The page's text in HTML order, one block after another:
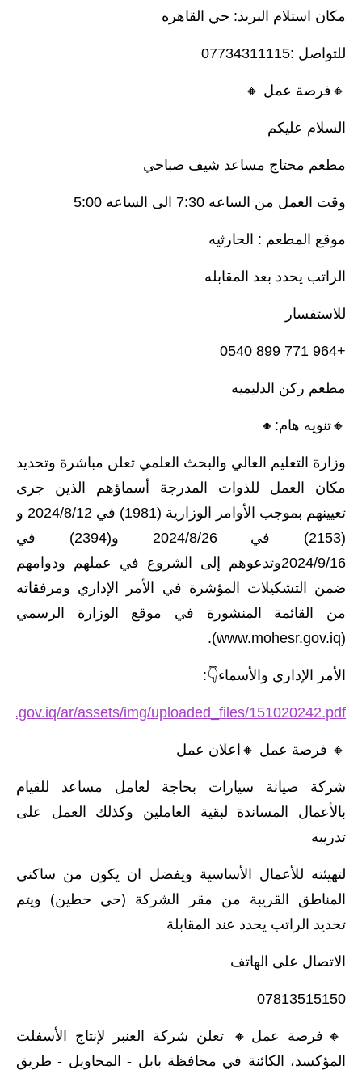
مكان استلام البريد: حي القاهره
للتواصل :07734311115
🔸️فرصة عمل 🔸️
السلام عليكم
مطعم محتاج مساعد شيف صباحي
وقت العمل من الساعه 7:30 الى الساعه 5:00
موقع المطعم : الحارثيه
الراتب يحدد بعد المقابله
للاستفسار
+964 771 899 0540
مطعم ركن الدليميه
🔸️تنويه هام:🔸️
وزارة التعليم العالي والبحث العلمي تعلن مباشرة وتحديد
مكان العمل للذوات المدرجة أسماؤهم الذين جرى
تعيينهم بموجب الأوامر الوزارية (1981) في 2024/8/12 و
(2153) في 2024/8/26 و(2394) في
2024/9/16وتدعوهم إلى الشروع في عملهم ودوامهم
ضمن التشكيلات المؤشرة في الأمر الإداري ومرفقاته
من القائمة المنشورة في موقع الوزارة الرسمي
(www.mohesr.gov.iq).
الأمر الإداري والأسماء👇:
ar/assets/img/uploaded_files/151020242.pdf
🔸️ فرصة عمل 🔸️اعلان عمل
شركة صيانة سيارات بحاجة لعامل مساعد للقيام
بالأعمال المساندة لبقية العاملين وكذلك العمل على
تدريبه
لتهيئته للأعمال الأساسية ويفضل ان يكون من ساكني
المناطق القريبة من مقر الشركة (حي حطين) ويتم
تحديد الراتب يحدد عند المقابلة
الاتصال على الهاتف
07813515150
🔸️فرصة عمل🔸️ تعلن شركة العنبر لإنتاج الأسفلت
المؤكسد، الكائنة في محافظة بابل - المحاويل - طريق